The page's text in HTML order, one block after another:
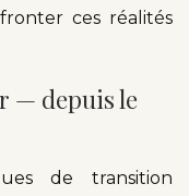
ces réalités
— depuis le
de transition